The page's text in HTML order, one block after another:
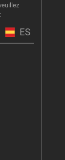
ES